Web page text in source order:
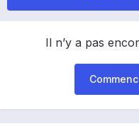
Il n’y a pas